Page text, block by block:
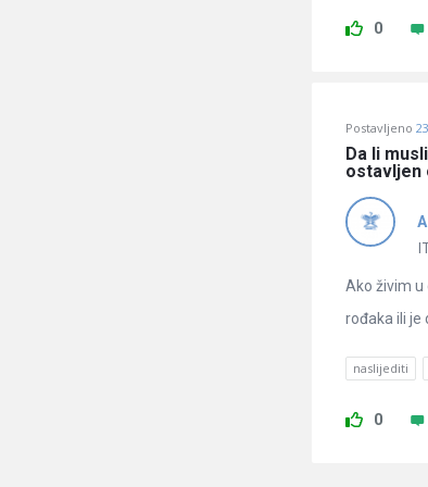
0
Postavljeno
Da li
ostavljen
Ako živim
rođaka ili je
naslijediti
0